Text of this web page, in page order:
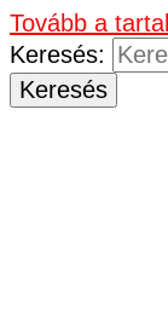
Tovább a
Keresés: